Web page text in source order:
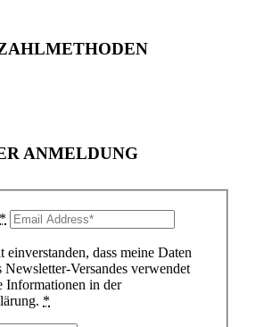
ANMELDUNG
*
einverstanden, dass meine Daten
Versandes verwendet
Informationen in der
*